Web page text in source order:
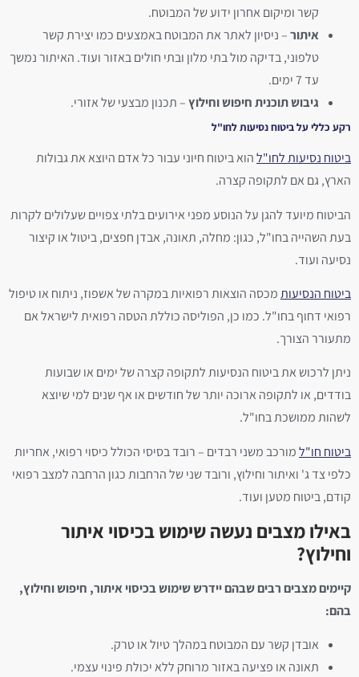
קשר ומיקום אחרון ידוע של המבוטח.
איתור– ניסיון לאתר את המבוטח באמצעים כמו יצירת קשר
טלפוני, בדיקה מול בתי מלון ובתי חולים באזור ועוד. האיתור נמשך
עד 7 ימים.
גיבוש תוכנית חיפוש וחילוץ– תכנון מבצעי של אזורי.
רקע כללי על ביטוח נסיעות לחו"ל
ביטוח נסיעות לחו"להוא ביטוח חיוני עבור כל אדם היוצא את גבולות
הארץ, גם אם לתקופה קצרה.
הביטוח מיועד להגן על הנוסע מפני אירועים בלתי צפויים שעלולים לקרות
בעת השהייה בחו"ל, כגון: מחלה, תאונה, אבדן חפצים, ביטול או קיצור
נסיעה ועוד.
ביטוח הנסיעותמכסה הוצאות רפואיות במקרה של אשפוז, ניתוח או טיפול
רפואי דחוף בחו"ל. כמו כן, הפוליסה כוללת הטסה רפואית לישראל אם
מתעורר הצורך.
ניתן לרכוש את ביטוח הנסיעות לתקופה קצרה של ימים או שבועות
בודדים, או לתקופה ארוכה יותר של חודשים או אף שנים למי שיוצא
לשהות ממושכת בחו"ל.
ביטוח חו"למורכב משני רבדים – רובד בסיסי הכולל כיסוי רפואי, אחריות
כלפי צד ג' ואיתור וחילוץ, ורובד שני של הרחבות כגון הרחבה למצב רפואי
קודם, ביטוח מטען ועוד.
באילו מצבים נעשה שימוש בכיסוי איתור
וחילוץ?
קיימים מצבים רבים שבהם יידרש שימוש בכיסוי איתור, חיפוש וחילוץ,
בהם:
אובדן קשר עם המבוטח במהלך טיול או טרק.
תאונה או פציעה באזור מרוחק ללא יכולת פינוי עצמי.